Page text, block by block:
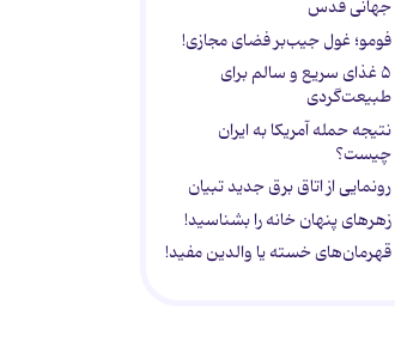
جهانی قدس
فومو؛ غول جیب‌بر فضای مجازی!
۵ غذای سریع و سالم برای
طبیعت‌گردی
نتیجه حمله آمریکا به ایران
چیست؟
رونمایی از اتاق برق جدید تبیان
زهرهای پنهان خانه را بشناسید!
قهرمان‌های خسته یا والدین مفید!